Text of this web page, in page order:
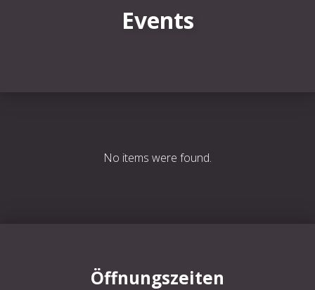
Events
No items were found.
Öffnungszeiten